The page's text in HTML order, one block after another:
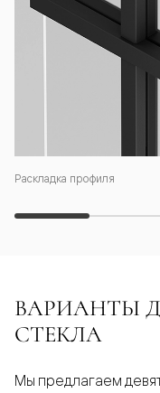
Раскладка профиля
ВАРИАНТЫ
СТЕКЛА
Мы предлагаем